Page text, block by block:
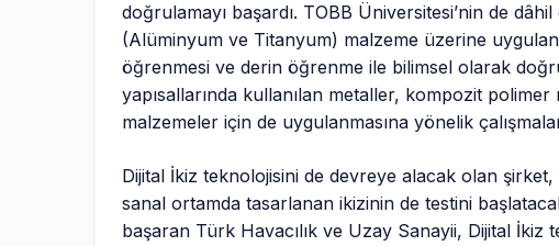
doğrulamayı başardı. TOBB Üniversitesi’nin de
(Alüminyum ve Titanyum) malzeme üzerine
öğrenmesi ve derin öğrenme ile bilimsel olarak
yapısallarında kullanılan metaller, kompozit
malzemeler için de uygulanmasına yönelik
Dijital İkiz teknolojisini de devreye alacak olan
sanal ortamda tasarlanan ikizinin de testini
başaran Türk Havacılık ve Uzay Sanayii, Dijital İkiz